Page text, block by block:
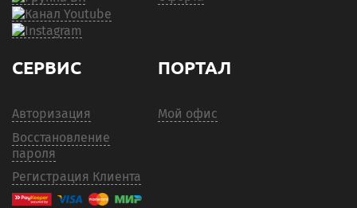
СЕРВИС
Авторизация
Восстановление
пароля
Регистрация Клиента
ПОРТАЛ
Мой офис